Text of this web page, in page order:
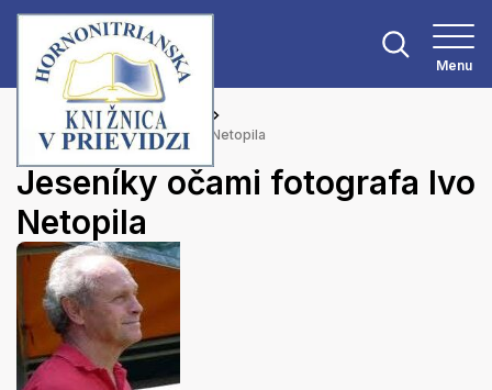
Menu
Hlavná stránka
Aktuality
Jeseníky očami fotografa Ivo Netopila
Jeseníky očami fotografa Ivo
Netopila